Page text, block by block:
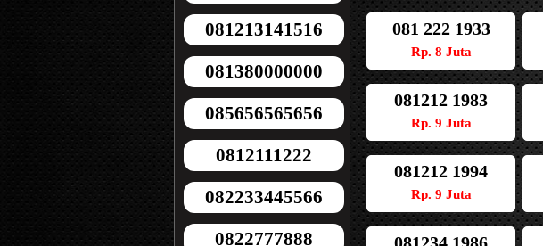
081213141516
081380000000
085656565656
0812111222
082233445566
0822777888
081 222 1933
Rp. 8 Juta
081212 1983
Rp. 9 Juta
081212 1994
Rp. 9 Juta